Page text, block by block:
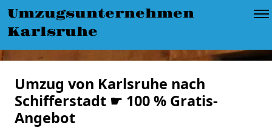
Umzugsunternehmen
Karlsruhe
Umzug von Karlsruhe nach
Schifferstadt ☛ 100 % Gratis-
Angebot